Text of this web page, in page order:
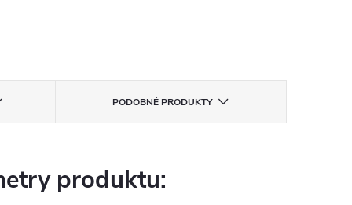
PODOBNÉ PRODUKTY
produktu: